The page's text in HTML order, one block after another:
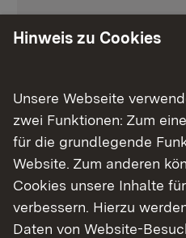
Mehr
Landkreis
Mehr
Hinweis zu Cookies
Unsere Webseite
zwei Funktionen: Zum
für die grundlegende
Website. Zum anderen
Cookies unsere Inhalte
verbessern. Hierzu
Daten von Website-